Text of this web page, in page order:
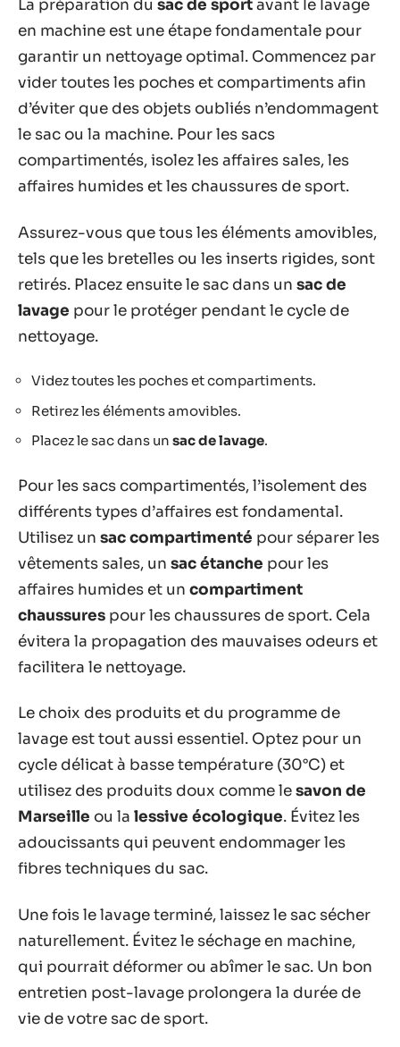
La préparation du sac de sportavant le lavage
en machine est une étape fondamentale pour
garantir un nettoyage optimal. Commencez par
vider toutes les poches et compartiments afin
d’éviter que des objets oubliés n’endommagent
le sac ou la machine. Pour les sacs
compartimentés, isolez les affaires sales, les
affaires humides et les chaussures de sport.
Assurez-vous que tous les éléments amovibles,
tels que les bretelles ou les inserts rigides, sont
retirés. Placez ensuite le sac dans un sac de
lavage pour le protéger pendant le cycle de
nettoyage.
Videz toutes les poches et compartiments.
Retirez les éléments amovibles.
Placez le sac dans un sac de lavage.
Pour les sacs compartimentés, l’isolement des
différents types d’affaires est fondamental.
Utilisez un sac compartimenté pour séparer les
vêtements sales, un sac étanche pour les
affaires humides et un compartiment
chaussures pour les chaussures de sport. Cela
évitera la propagation des mauvaises odeurs et
facilitera le nettoyage.
Le choix des produits et du programme de
lavage est tout aussi essentiel. Optez pour un
cycle délicat à basse température (30°C) et
utilisez des produits doux comme lesavon de
Marseille ou la lessive écologique. Évitez les
adoucissants qui peuvent endommager les
fibres techniques du sac.
Une fois le lavage terminé, laissez le sac sécher
naturellement. Évitez le séchage en machine,
qui pourrait déformer ou abîmer le sac. Un bon
entretien post-lavage prolongera la durée de
vie de votre sac de sport.